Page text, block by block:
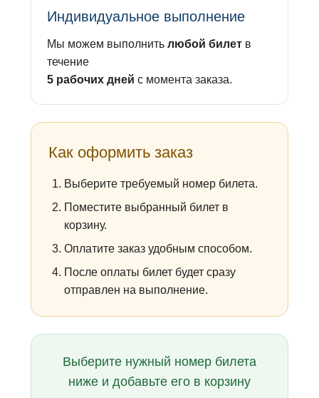
Индивидуальное выполнение
Мы можем выполнить любой билетв
течение
5 рабочих дней с момента заказа.
Как оформить заказ
Выберите требуемый номер билета.
Поместите выбранный билет в
корзину.
Оплатите заказ удобным способом.
После оплаты билет будет сразу
отправлен на выполнение.
Выберите нужный номер билета
ниже и добавьте его в корзину